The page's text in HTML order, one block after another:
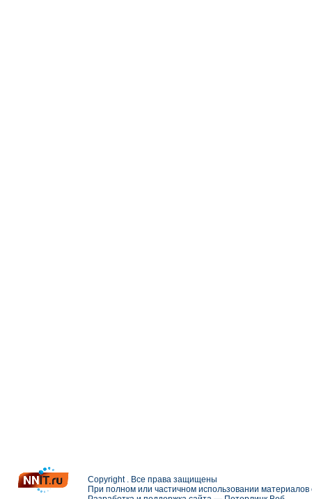
Copyright . Все права защищены
При полном или частичном использовании